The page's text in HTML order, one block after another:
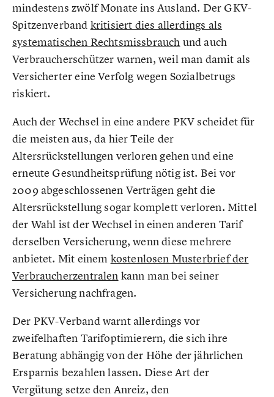
mindestens zwölf Monate ins Ausland. Der GKV-
Spitzenverband kritisiert dies allerdings als
systematischen Rechtsmissbrauch und auch
Verbraucherschützer warnen, weil man damit als
Versicherter eine Verfolg wegen Sozialbetrugs
riskiert.
Auch der Wechsel in eine andere PKV scheidet für
die meisten aus, da hier Teile der
Altersrückstellungen verloren gehen und eine
erneute Gesundheitsprüfung nötig ist. Bei vor
2009 abgeschlossenen Verträgen geht die
Altersrückstellung sogar komplett verloren. Mittel
der Wahl ist der Wechsel in einen anderen Tarif
derselben Versicherung, wenn diese mehrere
anbietet. Mit einem kostenlosen Musterbrief der
Verbraucherzentralen kann man bei seiner
Versicherung nachfragen.
Der PKV-Verband warnt allerdings vor
zweifelhaften Tarifoptimierern, die sich ihre
Beratung abhängig von der Höhe der jährlichen
Ersparnis bezahlen lassen. Diese Art der
Vergütung setze den Anreiz, den